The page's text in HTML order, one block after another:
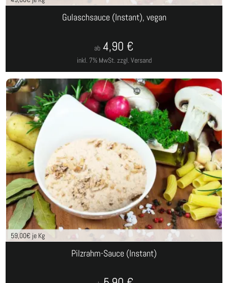
Gulaschsauce (Instant), vegan
inkl. 7% MwSt. zzgl. Versand
ab 4,90 €
59,00€ je Kg
Pilzrahm-Sauce (Instant)